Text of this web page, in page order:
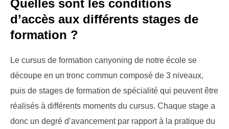
Quelles sont les conditions
d’accès aux différents stages de
formation ?
Le cursus de formation canyoning de notre école se
découpe en un tronc commun composé de 3 niveaux,
puis de stages de formation de spécialité qui peuvent être
réalisés à différents moments du cursus. Chaque stage a
donc un degré d’avancement par rapport à la pratique du